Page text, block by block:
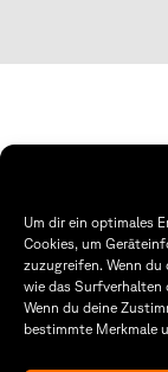
Um dir ein optimales
Cookies, um
zuzugreifen. Wenn
wie das Surfverhalten
Wenn du deine
bestimmte Merkmale
THWS |
Technische Hochschule
Würzburg-Schweinfurt
Sanderheinrichsleitenweg 20
tel: +49 931 35 11 93 02